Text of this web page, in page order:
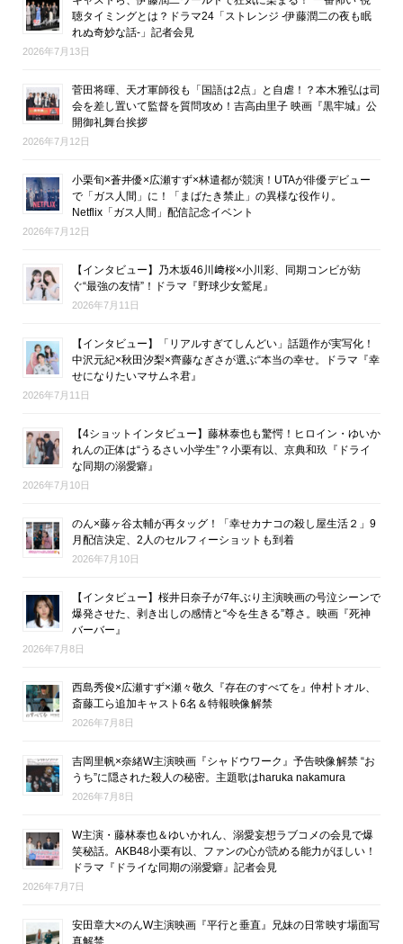
聴タイミングとは？ドラマ24「ストレンジ -伊藤潤二の夜も眠
れぬ奇妙な話-」記者会見
2026年7月13日
菅田将暉、天才軍師役も「国語は2点」と自虐！？本木雅弘は司
会を差し置いて監督を質問攻め！吉高由里子 映画『黒牢城』公
開御礼舞台挨拶
2026年7月12日
小栗旬×蒼井優×広瀬すず×林遣都が競演！UTAが俳優デビュー
で「ガス人間」に！「まばたき禁止」の異様な役作り。
Netflix「ガス人間」配信記念イベント
2026年7月12日
【インタビュー】乃木坂46川﨑桜×小川彩、同期コンビが紡
ぐ“最強の友情”！ドラマ『野球少女鷲尾』
2026年7月11日
【インタビュー】「リアルすぎてしんどい」話題作が実写化！
中沢元紀×秋田汐梨×齊藤なぎさが選ぶ“本当の幸せ。ドラマ『幸
せになりたいマサムネ君』
2026年7月11日
【4ショットインタビュー】藤林泰也も驚愕！ヒロイン・ゆいか
れんの正体は“うるさい小学生”？小栗有以、京典和玖『ドライ
な同期の溺愛癖』
2026年7月10日
のん×藤ヶ谷太輔が再タッグ！「幸せカナコの殺し屋生活２」9
月配信決定、2人のセルフィーショットも到着
2026年7月10日
【インタビュー】桜井日奈子が7年ぶり主演映画の号泣シーンで
爆発させた、剥き出しの感情と“今を生きる”尊さ。映画『死神
バーバー』
2026年7月8日
西島秀俊×広瀬すず×瀬々敬久『存在のすべてを』仲村トオル、
斎藤工ら追加キャスト6名＆特報映像解禁
2026年7月8日
吉岡里帆×奈緒W主演映画『シャドウワーク』予告映像解禁 “お
うち”に隠された殺人の秘密。主題歌はharuka nakamura
2026年7月8日
W主演・藤林泰也＆ゆいかれん、溺愛妄想ラブコメの会見で爆
笑秘話。AKB48小栗有以、ファンの心が読める能力がほしい！
ドラマ『ドライな同期の溺愛癖』記者会見
2026年7月7日
安田章大×のんW主演映画『平行と垂直』兄妹の日常映す場面写
真解禁